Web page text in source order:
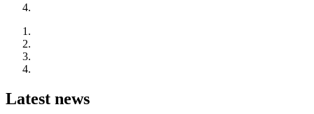
Latest news